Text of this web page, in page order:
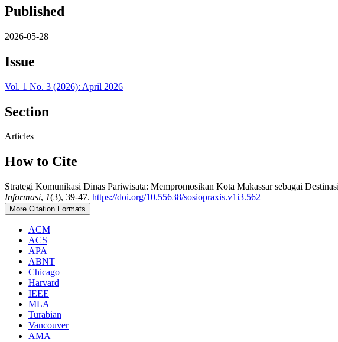
Published
2026-05-28
Issue
Vol. 1 No. 3 (2026): April 2026
Section
Articles
How to Cite
Strategi Komunikasi Dinas Pariwisata: Mempromosikan Kota Makassar sebagai
Informasi, 1(3), 39-47. https://doi.org/10.55638/sosiopraxis.v1i3.562
More Citation Formats
ACM
ACS
APA
ABNT
Chicago
Harvard
IEEE
MLA
Turabian
Vancouver
AMA